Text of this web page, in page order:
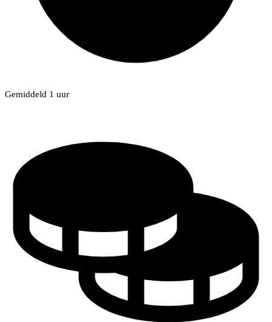
Gemiddeld 1 uur